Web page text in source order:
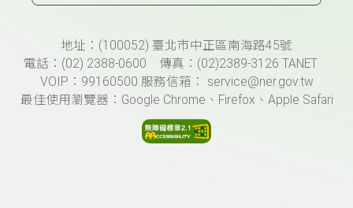
頁尾資訊地址：(100052) 臺北市中正區南海路45號
電話：(02) 2388-0600 傳真：(02)2389-3126 TANET
VOIP：99160500 服務信箱： service@ner.gov.tw
最佳使用瀏覽器：Google Chrome、Firefox、Apple Safari